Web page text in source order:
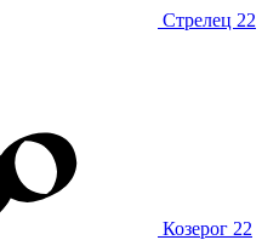
Стрелец 22
Козерог 22